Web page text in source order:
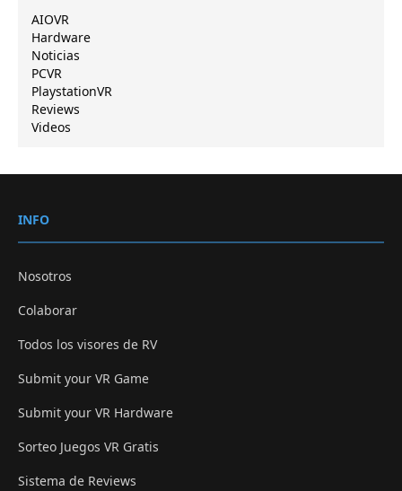
AIOVR
Hardware
Noticias
PCVR
PlaystationVR
Reviews
Videos
INFO
Nosotros
Colaborar
Todos los visores de RV
Submit your VR Game
Submit your VR Hardware
Sorteo Juegos VR Gratis
Sistema de Reviews